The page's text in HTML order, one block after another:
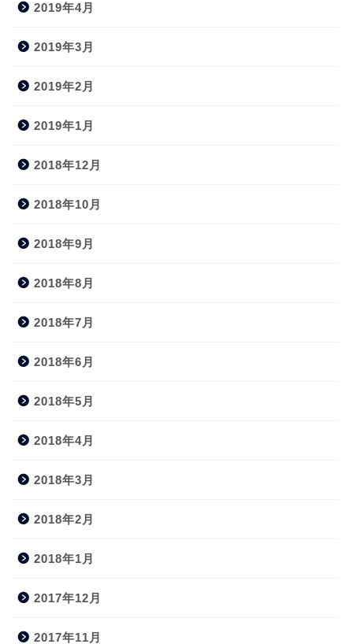
2019年4月
2019年3月
2019年2月
2019年1月
2018年12月
2018年10月
2018年9月
2018年8月
2018年7月
2018年6月
2018年5月
2018年4月
2018年3月
2018年2月
2018年1月
2017年12月
2017年11月